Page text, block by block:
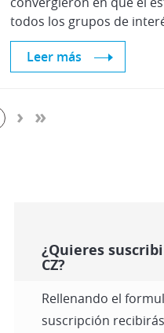
Leer más
› »
¿Quieres
CZ?
Rellenando el
suscripción